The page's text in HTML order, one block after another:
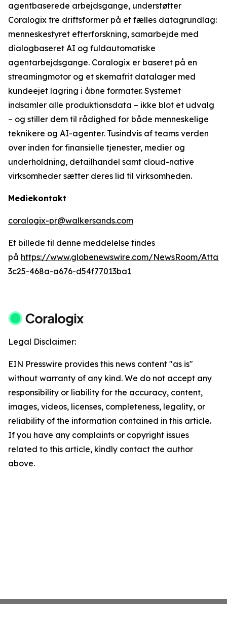
agentbaserede arbejdsgange, understøtter
Coralogix tre driftsformer på et fælles datagrundlag:
menneskestyret efterforskning, samarbejde med
dialogbaseret AI og fuldautomatiske
agentarbejdsgange. Coralogix er baseret på en
streamingmotor og et skemafrit datalager med
kundeejet lagring i åbne formater. Systemet
indsamler alle produktionsdata – ikke blot et udvalg
– og stiller dem til rådighed for både menneskelige
teknikere og AI-agenter. Tusindvis af teams verden
over inden for finansielle tjenester, medier og
underholdning, detailhandel samt cloud-native
virksomheder sætter deres lid til virksomheden.
Mediekontakt
coralogix-pr@walkersands.com
Et billede til denne meddelelse findes
på https://www.globenewswire.com/NewsRoom/
3c25-468a-a676-d54f77013ba1
Legal Disclaimer:
EIN Presswire provides this news content "as is"
without warranty of any kind. We do not accept any
responsibility or liability for the accuracy, content,
images, videos, licenses, completeness, legality, or
reliability of the information contained in this article.
If you have any complaints or copyright issues
related to this article, kindly contact the author
above.